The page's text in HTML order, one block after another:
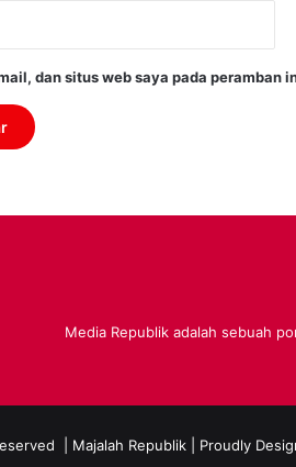
dan situs web saya pada peramban
Media Republik adalah sebuah
| Majalah Republik | Proudly